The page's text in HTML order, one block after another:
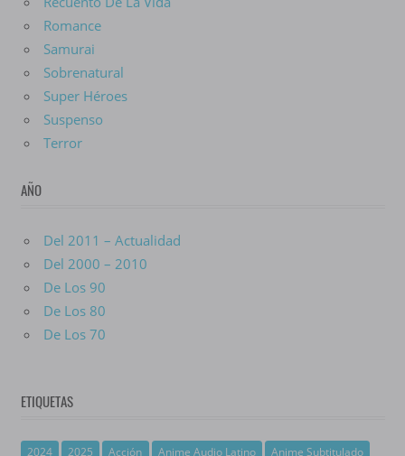
Romance
Samurai
Sobrenatural
Super Héroes
Suspenso
Terror
AÑO
Del 2011 – Actualidad
Del 2000 – 2010
De Los 90
De Los 80
De Los 70
ETIQUETAS
2024 2025 Acción Anime Audio Latino
Anime Subtitulado